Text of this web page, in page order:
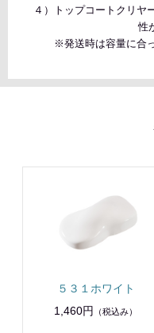
４）トップコートクリヤ
性
※発送時は容量に合
５３１ホワイト
1,460円
（税込み）